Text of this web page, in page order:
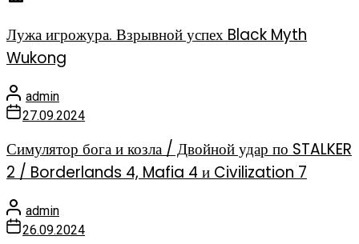
Лужа игрожура. Взрывной успех Black Myth
Wukong
admin
27.09.2024
Симулятор бога и козла / Двойной удар по STALKER
2 / Borderlands 4, Mafia 4 и Civilization 7
admin
26.09.2024